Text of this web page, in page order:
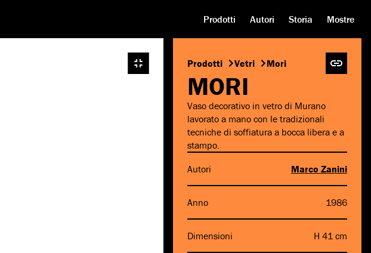
Prodotti Autori Storia Mostre
Prodotti Vetri Mori
MORI
Vaso decorativo in vetro di Murano
lavorato a mano con le tradizionali
tecniche di soffiatura a bocca libera e a
stampo.
Autori
Marco Zanini
Anno 1986
Dimensioni H 41 cm